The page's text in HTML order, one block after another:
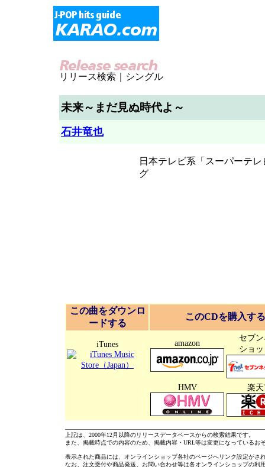
リリース検索｜シングル
未来～まだ見ぬ時代よ～
石井竜也
日本テレビ系「スーパーテ
グ
この曲をダウンロ
ードする
このCDを購入する
iTunes amazon
セブ
ショ
HMV 楽
上記は、2000年12月以降のリリースデータベースからの検索結果です。
また、掲載時点での内容のため、掲載内容・URL等は変更になっているお
表示された商品には、オンラインショップ各社のページへリンク設定がさ
なお、注文受付や商品発送、お問い合わせ等は各オンラインショップの利